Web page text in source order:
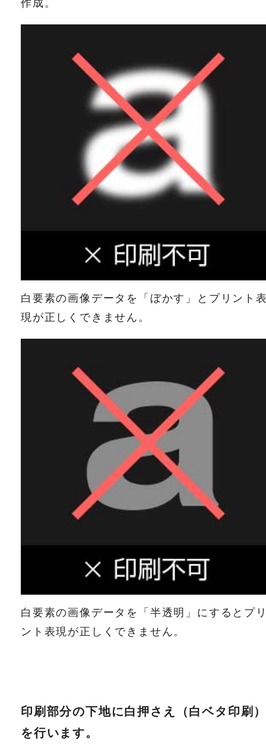
作成。
白要素の画像データを「ぼかす」とプリント
現が正しくできません。
白要素の画像データを「半透明」にするとプ
ント表現が正しくできません。
印刷部分の下地に白押さえ（白ベタ印刷
を行います。